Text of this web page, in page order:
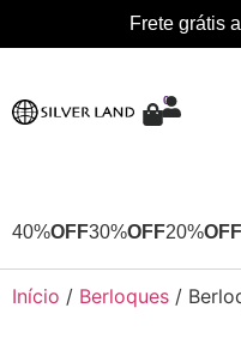
Frete grátis
0
40%OFF30%OFF20%OFF
Início / Berloques /